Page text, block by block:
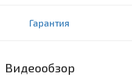
Гарантия
Видеообзор